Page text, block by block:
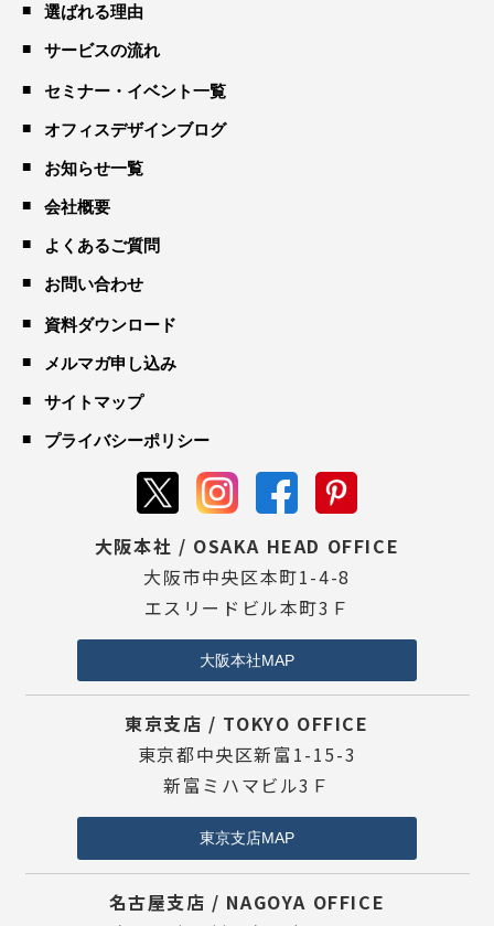
選ばれる理由
サービスの流れ
セミナー・イベント一覧
オフィスデザインブログ
お知らせ一覧
会社概要
よくあるご質問
お問い合わせ
資料ダウンロード
メルマガ申し込み
サイトマップ
プライバシーポリシー
大阪本社 / OSAKA HEAD OFFICE
大阪市中央区本町1-4-8
エスリードビル本町3Ｆ
大阪本社MAP
東京支店 / TOKYO OFFICE
東京都中央区新富1-15-3
新富ミハマビル3Ｆ
東京支店MAP
名古屋支店 / NAGOYA OFFICE